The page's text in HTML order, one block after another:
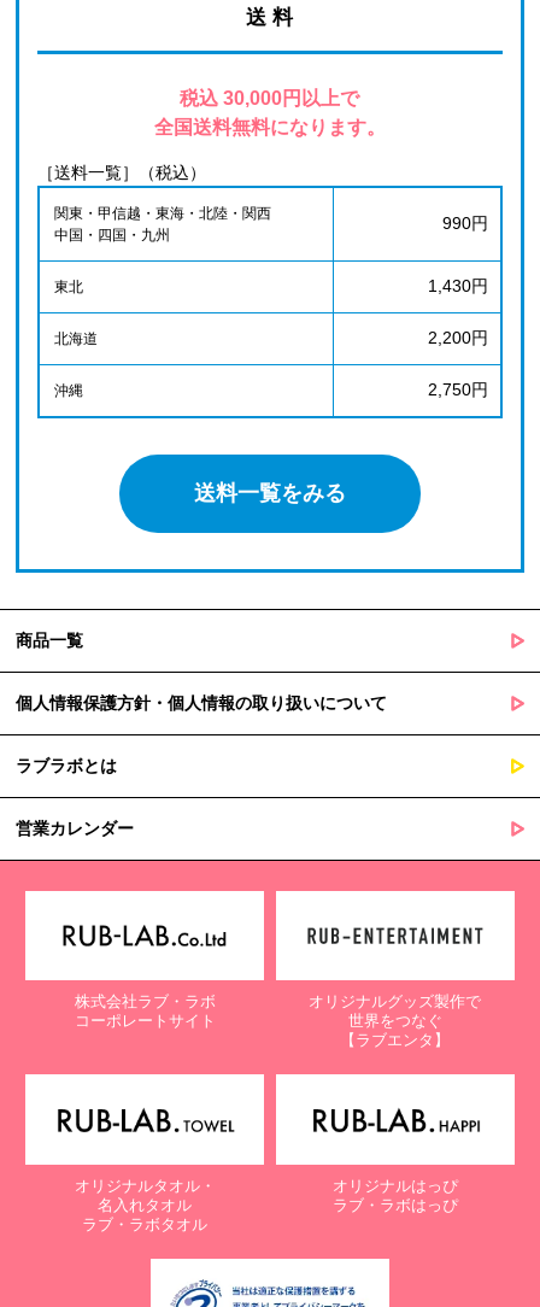
送 料
税込 30,000円以上で
全国送料無料になります。
［送料一覧］（税込）
関東・甲信越・東海・北陸・関西
中国・四国・九州
990円
東北 1,430円
北海道 2,200円
沖縄 2,750円
送料一覧をみる
商品一覧
個人情報保護方針・個人情報の取り扱いについて
ラブラボとは
営業カレンダー
株式会社ラブ・ラボ
コーポレートサイト
オリジナルグッズ製作で
世界をつなぐ
【ラブエンタ】
オリジナルタオル・
名入れタオル
ラブ・ラボタオル
オリジナルはっぴ
ラブ・ラボはっぴ